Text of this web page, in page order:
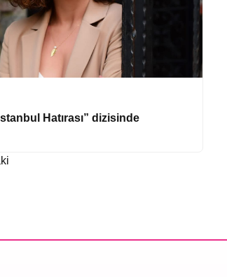
Hatırası” dizisinde